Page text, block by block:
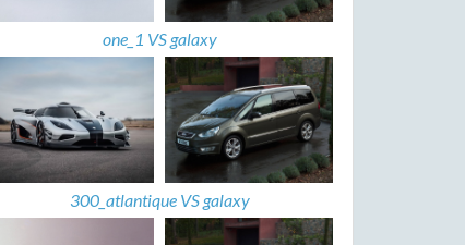
one_1 VS galaxy
300_atlantique VS galaxy